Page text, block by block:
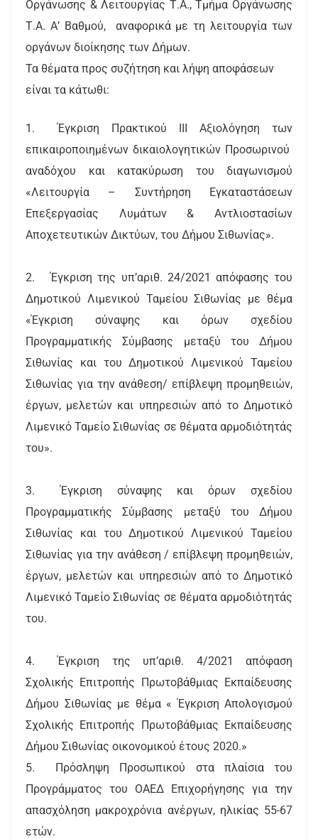
Οργάνωσης & Λειτουργίας Τ.Α., Τμήμα Οργάνωσης
Τ.Α. Α’ Βαθμού, αναφορικά με τη λειτουργία των
οργάνων διοίκησης των Δήμων.
Τα θέματα προς συζήτηση και λήψη αποφάσεων
είναι τα κάτωθι:
1.
Έγκριση Πρακτικού ΙΙΙ Αξιολόγηση των
επικαιροποιημένων δικαιολογητικών Προσωρινού
αναδόχου και κατακύρωση του διαγωνισμού
«Λειτουργία – Συντήρηση Εγκαταστάσεων
Επεξεργασίας Λυμάτων & Αντλιοστασίων
Αποχετευτικών Δικτύων, του Δήμου Σιθωνίας».
2.
Έγκριση της υπ’αριθ. 24/2021 απόφασης του
Δημοτικού Λιμενικού Ταμείου Σιθωνίας με θέμα
«Έγκριση σύναψης και όρων σχεδίου
Προγραμματικής Σύμβασης μεταξύ του Δήμου
Σιθωνίας και του Δημοτικού Λιμενικού Ταμείου
Σιθωνίας για την ανάθεση/ επίβλεψη προμηθειών,
έργων, μελετών και υπηρεσιών από το Δημοτικό
Λιμενικό Ταμείο Σιθωνίας σε θέματα αρμοδιότητάς
του».
3.
Έγκριση σύναψης και όρων σχεδίου
Προγραμματικής Σύμβασης μεταξύ του Δήμου
Σιθωνίας και του Δημοτικού Λιμενικού Ταμείου
Σιθωνίας για την ανάθεση / επίβλεψη προμηθειών,
έργων, μελετών και υπηρεσιών από το Δημοτικό
Λιμενικό Ταμείο Σιθωνίας σε θέματα αρμοδιότητάς
του.
4.
Έγκριση της υπ’αριθ. 4/2021 απόφαση
Σχολικής Επιτροπής Πρωτοβάθμιας Εκπαίδευσης
Δήμου Σιθωνίας με θέμα « Έγκριση Απολογισμού
Σχολικής Επιτροπής Πρωτοβάθμιας Εκπαίδευσης
Δήμου Σιθωνίας οικονομικού έτους 2020.»
5.
Πρόσληψη Προσωπικού στα πλαίσια του
Προγράμματος του ΟΑΕΔ Επιχορήγησης για την
απασχόληση μακροχρόνια ανέργων, ηλικίας 55-67
ετών.